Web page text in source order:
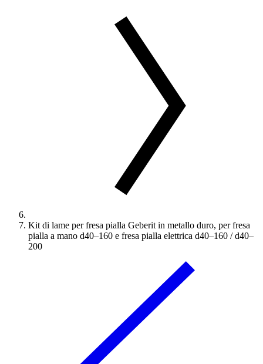
Kit di lame per fresa pialla Geberit in metallo duro, per fresa
pialla a mano d40–160 e fresa pialla elettrica d40–160 / d40–
200